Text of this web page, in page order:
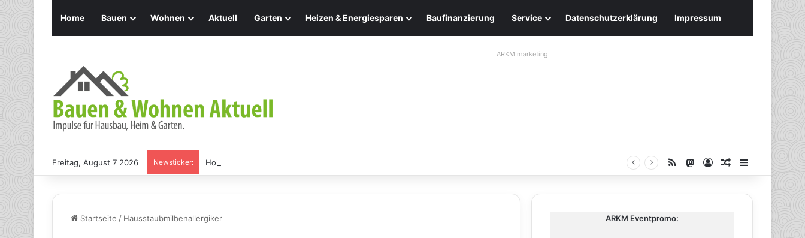
Home Bauen Wohnen Aktuell Garten Heizen & Energiesparen Baufinanzierung Service Datenschutzerklärung Impressum
ARKM.marketing
Freitag, August 7 2026 Newsticker: Holz Pendelleuchten: Eleganz und Nachhaltigkeit für Ihr Zuhause RSS Mastodon
AnmeldenZufälliger
Startseite / Hausstaubmilbenallergiker ARKM Eventpromo: